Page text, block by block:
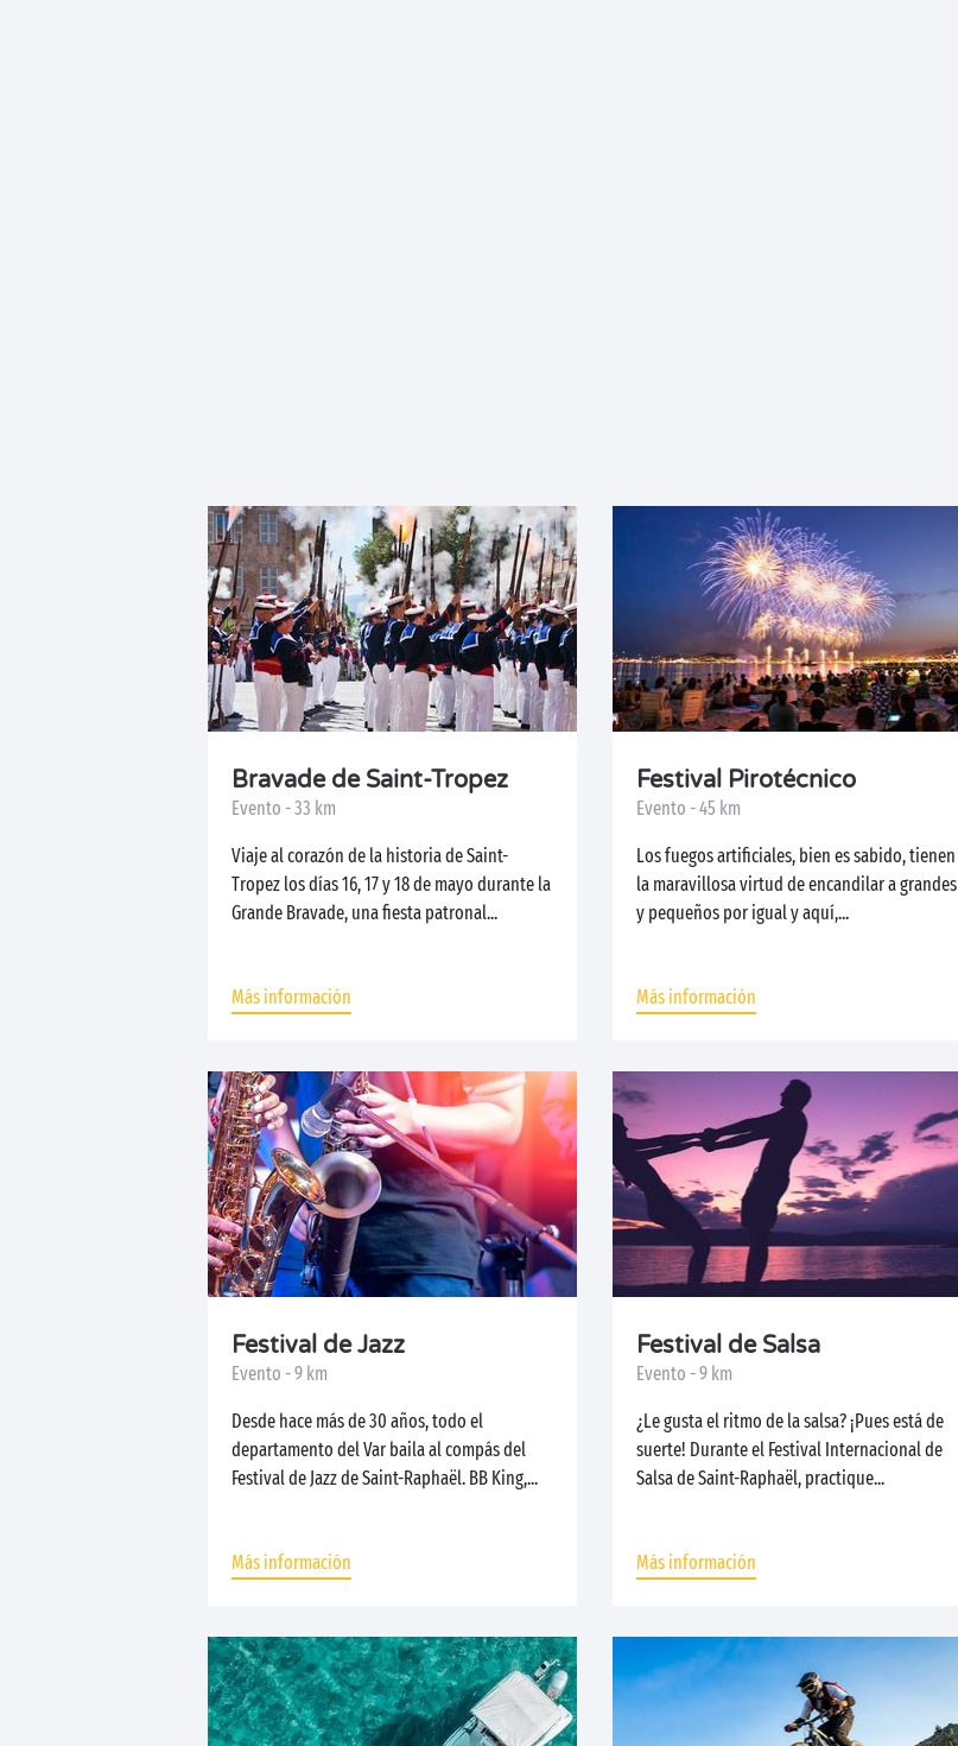
Bravade de Saint-Tropez
Evento - 33 km
Viaje al corazón de la historia de Saint-
Tropez los días 16, 17 y 18 de mayo durante la
Grande Bravade, una fiesta patronal...
Más información
Festival Pirotécnico
Evento - 45 km
Los fuegos artificiales, bien es sabido, tienen
la maravillosa virtud de encandilar a grandes
y pequeños por igual y aquí,...
Más información
Festival de Jazz
Evento - 9 km
Desde hace más de 30 años, todo el
departamento del Var baila al compás del
Festival de Jazz de Saint-Raphaël. BB King,...
Más información
Festival de Salsa
Evento - 9 km
¿Le gusta el ritmo de la salsa? ¡Pues está de
suerte! Durante el Festival Internacional de
Salsa de Saint-Raphaël, practique...
Más información